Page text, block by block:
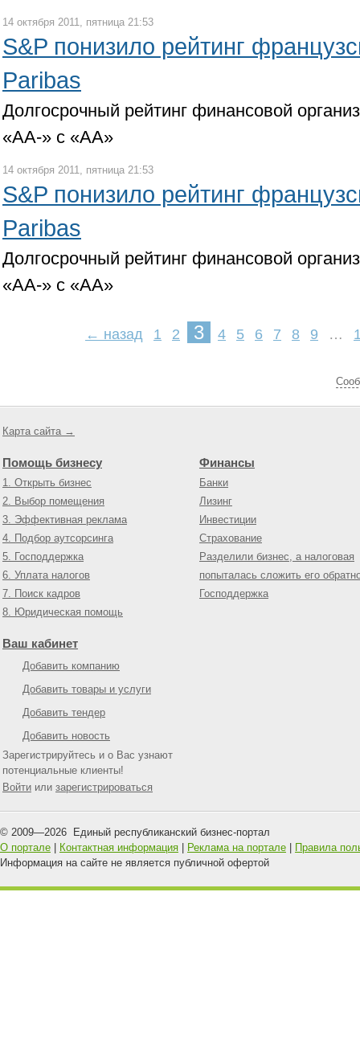
14 октября 2011, пятница 21:53
S&P понизило рейтинг
Paribas
Долгосрочный рейтинг финансовой
«АА-» с «АА»
14 октября 2011, пятница 21:53
S&P понизило рейтинг
Paribas
Долгосрочный рейтинг финансовой
«АА-» с «АА»
← назад 1 2 3 4 5 6 7 8 9 …
Карта сайта →
Помощь бизнесу
1. Открыть бизнес
2. Выбор помещения
3. Эффективная реклама
4. Подбор аутсорсинга
5. Господдержка
6. Уплата налогов
7. Поиск кадров
8. Юридическая помощь
Финансы
Банки
Лизинг
Инвестиции
Страхование
Разделили бизнес, а налоговая
попыталась сложить его
Господдержка
Ваш кабинет
Добавить компанию
Добавить товары и услуги
Добавить тендер
Добавить новость
Зарегистрируйтесь и о Вас узнают
потенциальные клиенты!
Войти или зарегистрироваться
© 2009—2026 Единый республиканский бизнес-портал
О портале
Контактная информация Реклама на портале
Правила
Информация на сайте не является публичной офертой